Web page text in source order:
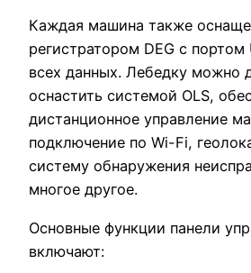
Каждая машина также
регистратором DEG с портом
всех данных. Лебедку можно
оснастить системой OLS,
дистанционное управление
подключение по Wi-Fi,
систему обнаружения
многое другое.
Основные функции панели
включают: